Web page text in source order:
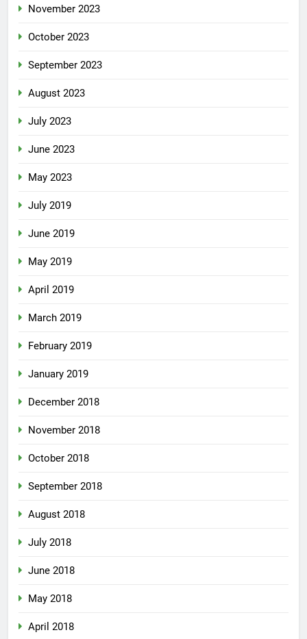
November 2023
October 2023
September 2023
August 2023
July 2023
June 2023
May 2023
July 2019
June 2019
May 2019
April 2019
March 2019
February 2019
January 2019
December 2018
November 2018
October 2018
September 2018
August 2018
July 2018
June 2018
May 2018
April 2018